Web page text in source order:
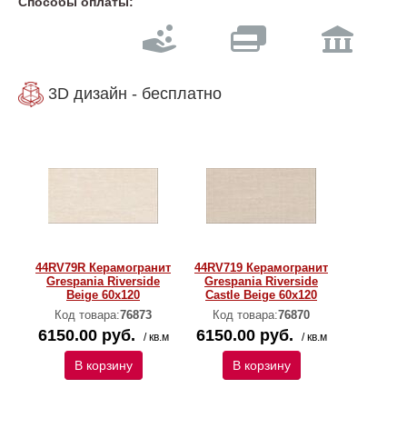
3D дизайн - бесплатно
44RV79R Керамогранит
Grespania Riverside
Beige 60x120
Код товара:76873
6150.00 руб. / кв.м
В корзину
44RV719 Керамогранит
Grespania Riverside
Castle Beige 60x120
Код товара:76870
6150.00 руб. / кв.м
В корзину